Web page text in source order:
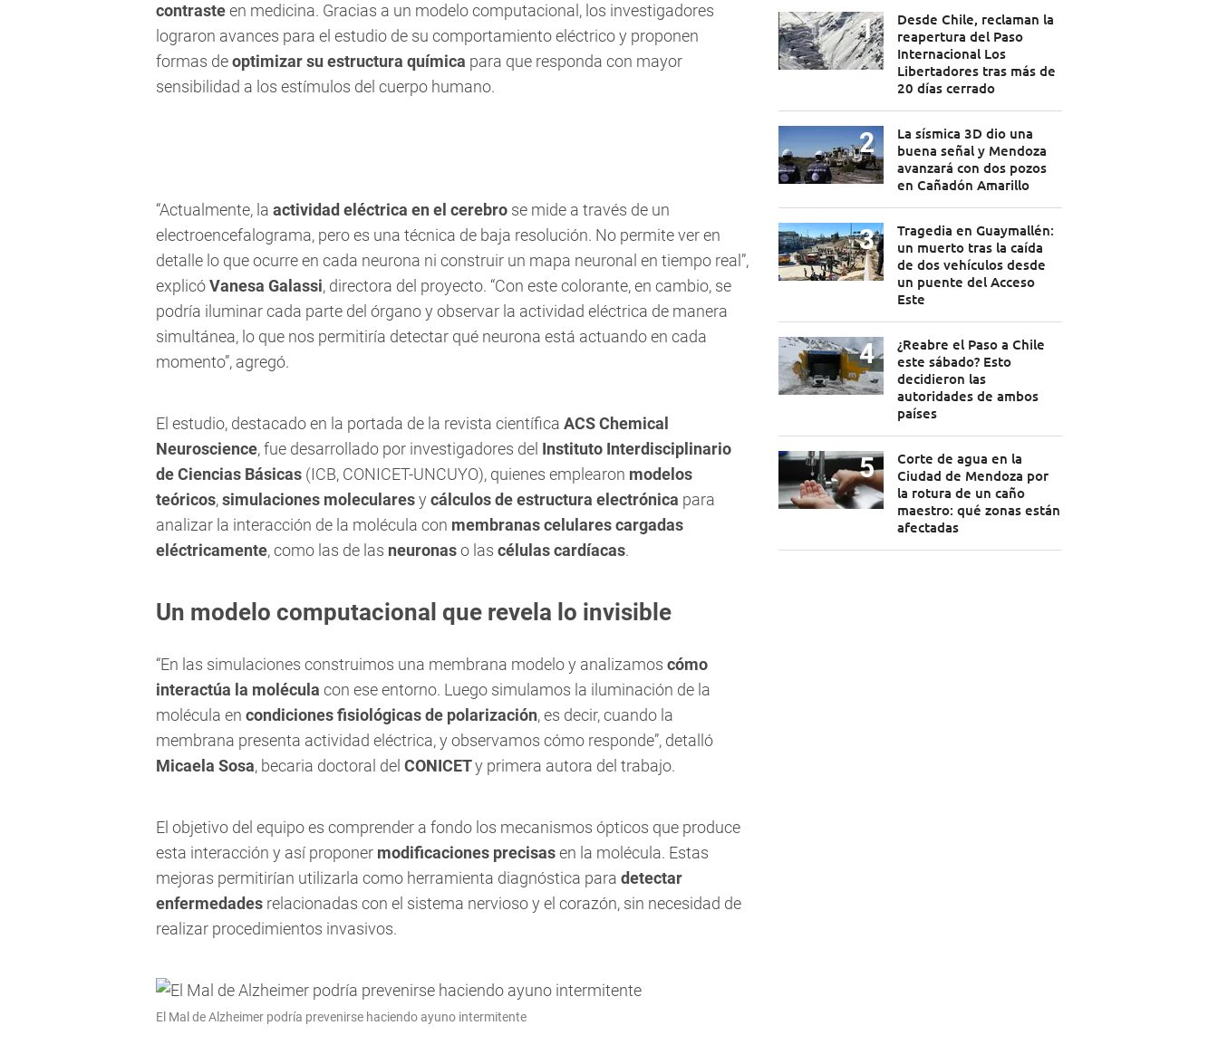
contrasteen medicina. Gracias a un modelo computacional, los investigadores
lograron avances para el estudio de su comportamiento eléctrico y proponen
formas deoptimizar su estructura química para que responda con mayor
sensibilidad a los estímulos del cuerpo humano.
“Actualmente, la actividad eléctrica en el cerebro se mide a través de un
electroencefalograma, pero es una técnica de baja resolución. No permite ver en
detalle lo que ocurre en cada neurona ni construir un mapa neuronal en tiempo real”,
explicóVanesa Galassi, directora del proyecto. “Con este colorante, en cambio, se
podría iluminar cada parte del órgano y observar la actividad eléctrica de manera
simultánea, lo que nos permitiría detectar qué neurona está actuando en cada
momento”, agregó.
El estudio, destacado en la portada de la revista científica ACS Chemical
Neuroscience, fue desarrollado por investigadores del Instituto Interdisciplinario
de Ciencias Básicas (ICB, CONICET-UNCUYO), quienes emplearon modelos
teóricos,simulaciones molecularesy cálculos de estructura electrónica para
analizar la interacción de la molécula con membranas celulares cargadas
eléctricamente, como las de las neuronaso las células cardíacas.
Un modelo computacional que revela lo invisible
“En las simulaciones construimos una membrana modelo y analizamos cómo
interactúa la molécula con ese entorno. Luego simulamos la iluminación de la
molécula en condiciones fisiológicas de polarización, es decir, cuando la
membrana presenta actividad eléctrica, y observamos cómo responde”, detalló
Micaela Sosa, becaria doctoral del CONICETy primera autora del trabajo.
El objetivo del equipo es comprender a fondo los mecanismos ópticos que produce
esta interacción y así proponer modificaciones precisasen la molécula. Estas
mejoras permitirían utilizarla como herramienta diagnóstica para detectar
enfermedades relacionadas con el sistema nervioso y el corazón, sin necesidad de
realizar procedimientos invasivos.
El Mal de Alzheimer podría prevenirse haciendo ayuno intermitente
Desde Chile, reclaman la
reapertura del Paso
Internacional Los
Libertadores tras más de
20 días cerrado
La sísmica 3D dio una
buena señal y Mendoza
avanzará con dos pozos
en Cañadón Amarillo
Tragedia en Guaymallén:
un muerto tras la caída
de dos vehículos desde
un puente del Acceso
Este
¿Reabre el Paso a Chile
este sábado? Esto
decidieron las
autoridades de ambos
países
Corte de agua en la
Ciudad de Mendoza por
la rotura de un caño
maestro: qué zonas están
afectadas